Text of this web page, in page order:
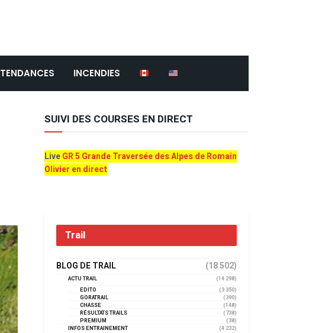
TENDANCES INCENDIES
SUIVI DES COURSES EN DIRECT
LiveGR 5 Grande Traversée des Alpes de Romain
Olivier en direct
Trail
BLOG DE TRAIL (18 502)
ACTU TRAIL
(14 298)
EDITO
(3 350)
GORATRAIL
(390)
CHASSE
(148)
RÉSULTATS TRAILS
(738)
PREMIUM
(38)
INFOS ENTRAINEMENT
(4 232)